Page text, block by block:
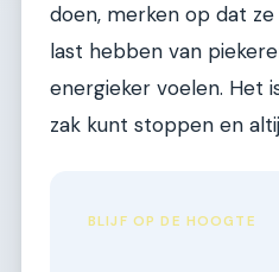
doen, merken op dat
last hebben van
energieker voelen. Het
zak kunt stoppen en
BLIJF OP DE HOOGTE